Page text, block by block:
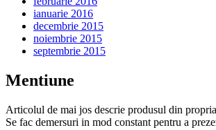
ianuarie 2016
decembrie 2015
noiembrie 2015
septembrie 2015
Mentiune
Articolul de mai jos descrie produsul din
Se fac demersuri in mod constant pentru a